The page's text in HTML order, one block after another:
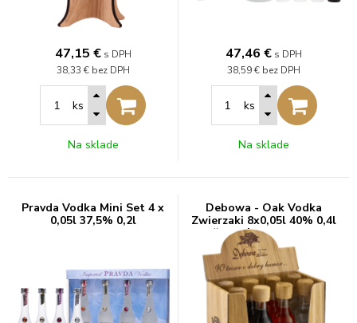
47,15 € s DPH
38,33 € bez DPH
ks
Na sklade
47,46 € s DPH
38,59 € bez DPH
ks
Na sklade
Pravda Vodka Mini Set 4 x
0,05l 37,5% 0,2l
Debowa - Oak Vodka
Zwierzaki 8x0,05l 40% 0,4l
(darčekové balenie kazeta)